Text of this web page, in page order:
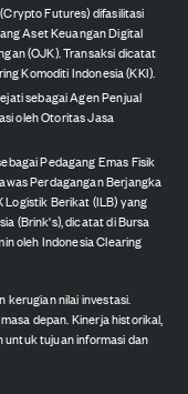
Futures) difasilitasi
Aset Keuangan Digital
(OJK). Transaksi dicatat
Komoditi Indonesia (KKI).
sebagai Agen Penjual
oleh Otoritas Jasa
Pedagang Emas Fisik
Perdagangan Berjangka
Logistik Berikat (ILB) yang
(Brink's), dicatat di Bursa
oleh Indonesia Clearing
kerugian nilai investasi.
depan. Kinerja historikal,
tujuan informasi dan